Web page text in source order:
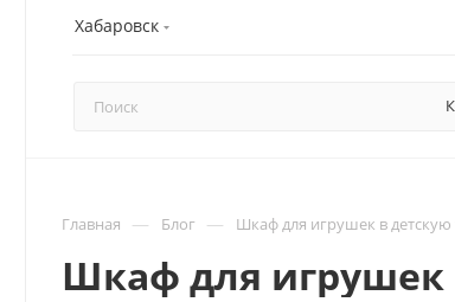
Хабаровск
Главная — Блог — Шкаф для игрушек в
Шкаф для игрушек